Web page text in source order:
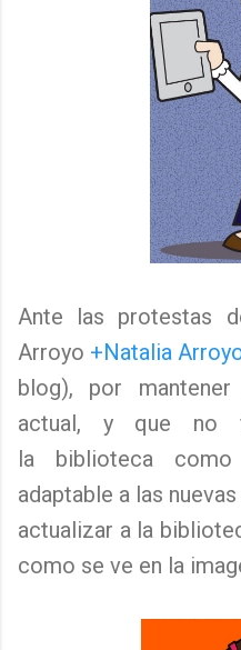
Ante las protestas
Arroyo +Natalia
blog), por
actual, y que no
la biblioteca
adaptable a las
actualizar a la
como se ve en la